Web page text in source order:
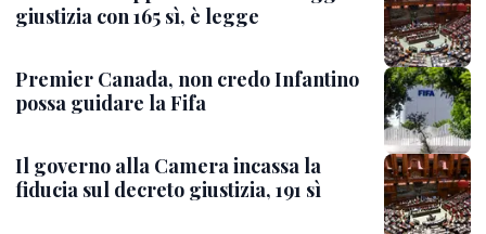
giustizia con 165 sì, è legge
Premier Canada, non credo Infantino
possa guidare la Fifa
Il governo alla Camera incassa la
fiducia sul decreto giustizia, 191 sì